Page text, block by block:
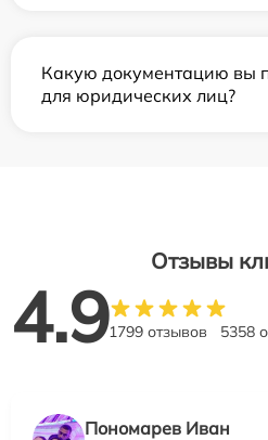
Какую документацию вы
для юридических лиц?
Отзывы
4.91799 отзывов 5358
Пономарев Иван